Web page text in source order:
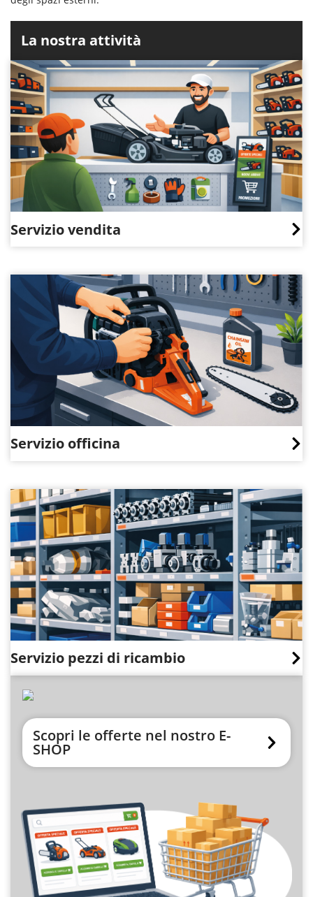
La nostra attività
Servizio vendita
Servizio officina
Servizio pezzi di ricambio
Scopri le offerte nel nostro E-
SHOP